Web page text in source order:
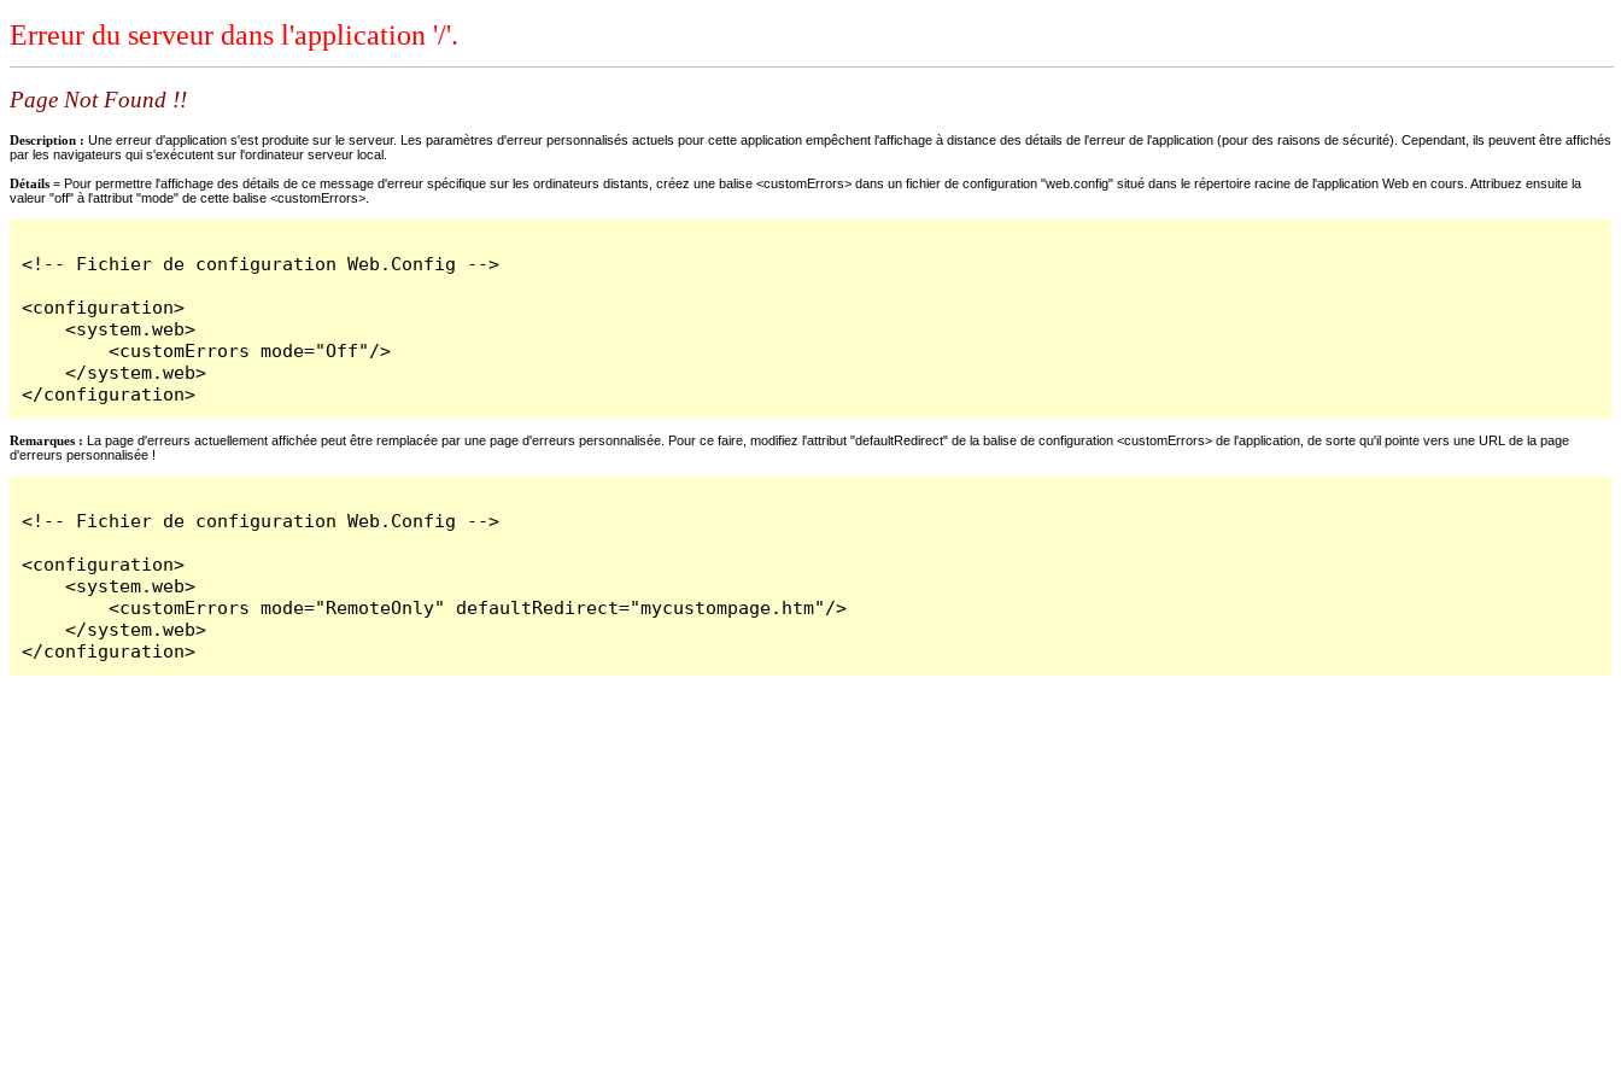
Erreur du serveur dans l'application '/'.
Page Not Found !!
Description : Une erreur d'application s'est produite sur le serveur. Les paramètres d'erreur personnalisés actuels pour cette application empêchent l'affichage à distance des détails de l'erreur de l'application (pour des raisons de sécurité). Cependant, ils peuvent être affichés
par les navigateurs qui s'exécutent sur l'ordinateur serveur local.
Détails = Pour permettre l'affichage des détails de ce message d'erreur spécifique sur les ordinateurs distants, créez une balise <customErrors> dans un fichier de configuration "web.config" situé dans le répertoire racine de l'application Web en cours. Attribuez ensuite la
valeur "off" à l'attribut "mode" de cette balise <customErrors>.
<!-- Fichier de configuration Web.Config -->
<configuration>
    <system.web>
        <customErrors mode="Off"/>
    </system.web>
</configuration>
Remarques : La page d'erreurs actuellement affichée peut être remplacée par une page d'erreurs personnalisée. Pour ce faire, modifiez l'attribut "defaultRedirect" de la balise de configuration <customErrors> de l'application, de sorte qu'il pointe vers une URL de la page
d'erreurs personnalisée !
<!-- Fichier de configuration Web.Config -->
<configuration>
    <system.web>
        <customErrors mode="RemoteOnly" defaultRedirect="mycustompage.htm"/>
    </system.web>
</configuration>